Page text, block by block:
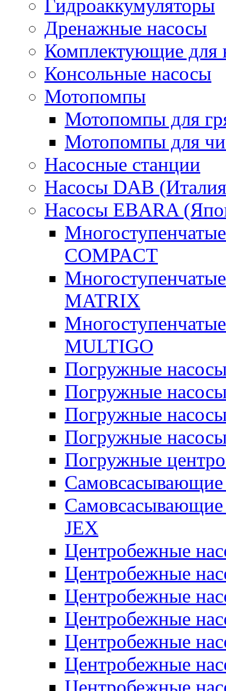
Гидроаккумуляторы
Дренажные насосы
Комплектующие для
Консольные насосы
Мотопомпы
Мотопомпы для
Мотопомпы для
Насосные станции
Насосы DAB
Насосы EBARA
COMPACT
MATRIX
MULTIGO
Погружные
Погружные
Погружные
Погружные
Погружные
Самовсасывающие
Самовсасывающие
JEX
Центробежные
Центробежные
Центробежные
Центробежные
Центробежные
Центробежные
Центробежные